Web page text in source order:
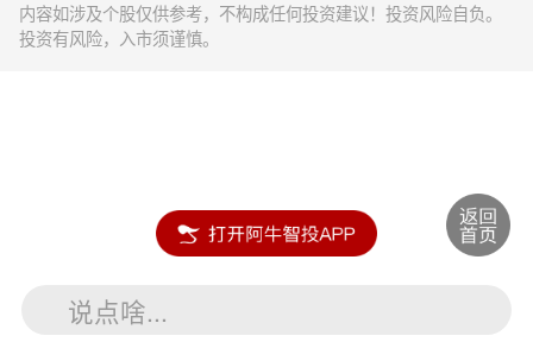
内容如涉及个股仅供参考，不构成任何投资建议！投资风险自负。
投资有风险，入市须谨慎。
说点啥...